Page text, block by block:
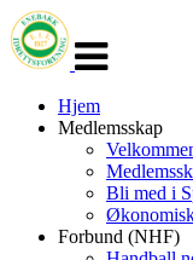
navigasjon
Hjem
Medlemsskap
Bli med i
Forbund (NHF)